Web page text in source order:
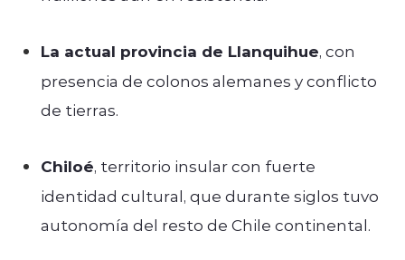
La actual provincia de Llanquihue, con
presencia de colonos alemanes y conflicto
de tierras.
Chiloé, territorio insular con fuerte
identidad cultural, que durante siglos tuvo
autonomía del resto de Chile continental.